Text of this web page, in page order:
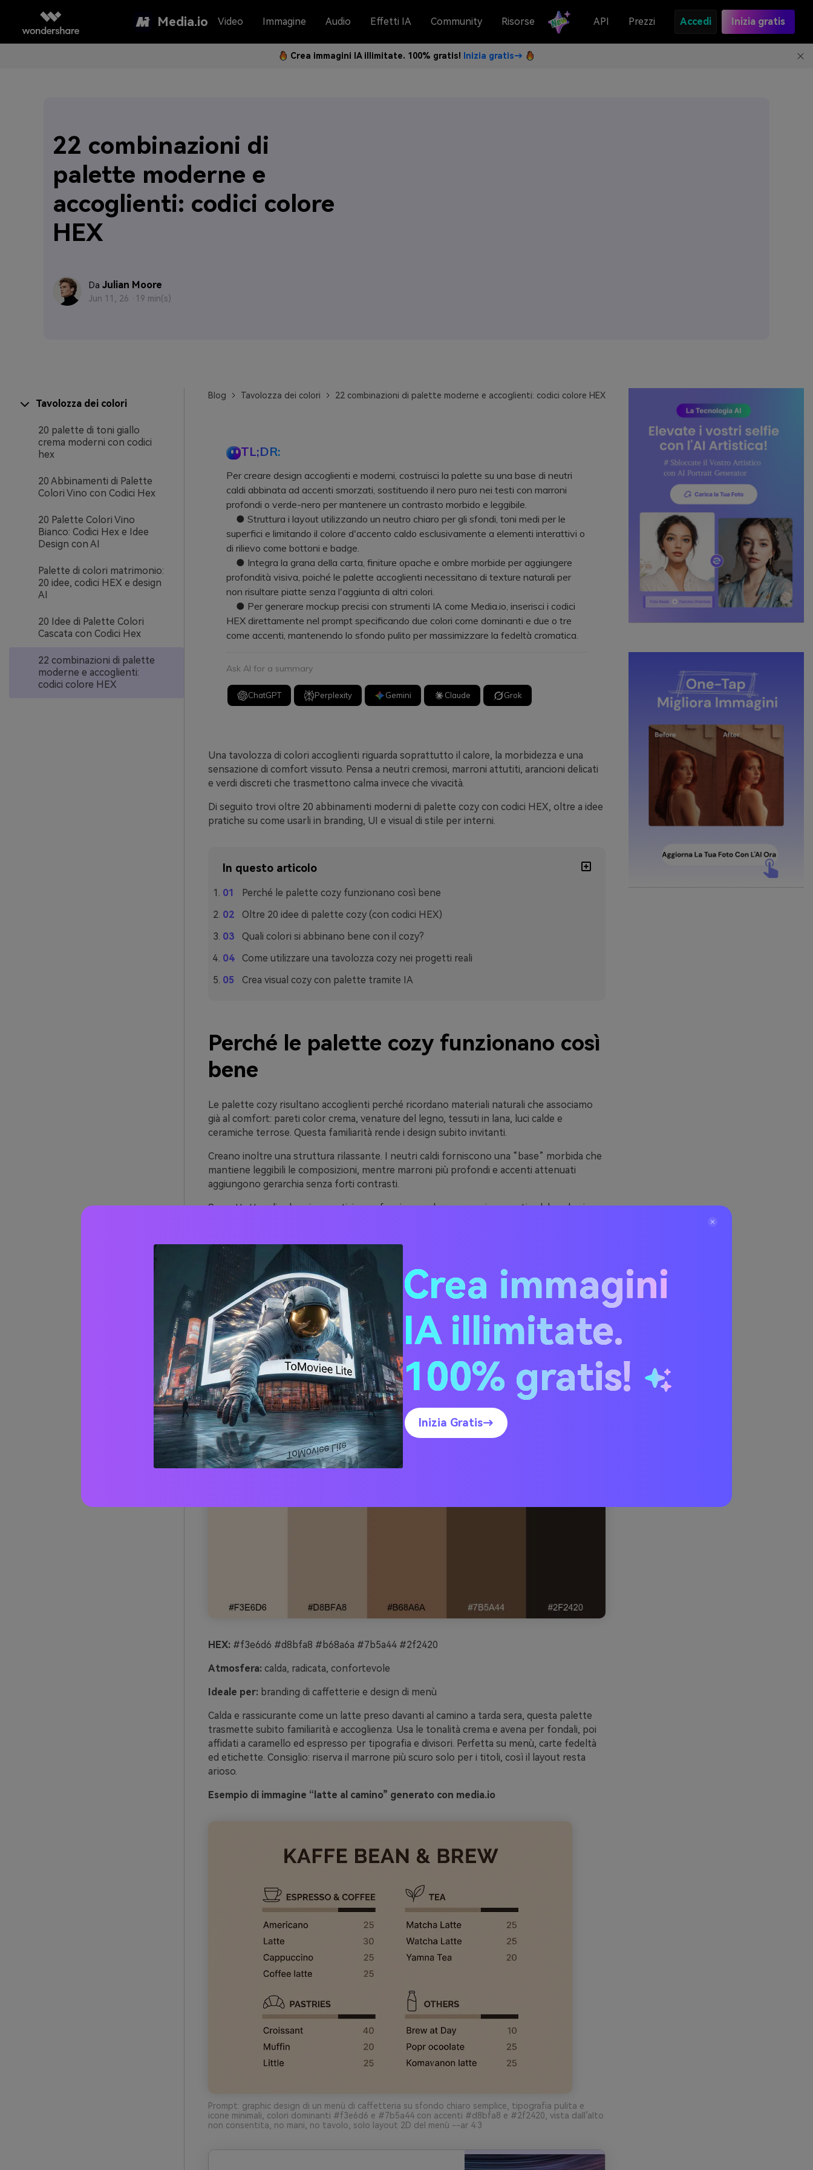
Media.io Video Immagine Audio Effetti IA Community Risorse API Prezzi Accedi Inizia gratis
Crea immagini IA illimitate. 100% gratis! Inizia gratis→
22 combinazioni di
palette moderne e
accoglienti: codici colore
HEX
Da Julian Moore
Jun 11, 26 · 19 min(s)
Tavolozza dei colori
20 palette di toni giallo
crema moderni con codici
hex
20 Abbinamenti di Palette
Colori Vino con Codici Hex
20 Palette Colori Vino
Bianco: Codici Hex e Idee
Design con AI
Palette di colori matrimonio:
20 idee, codici HEX e design
AI
20 Idee di Palette Colori
Cascata con Codici Hex
22 combinazioni di palette
moderne e accoglienti:
codici colore HEX
Blog Tavolozza dei colori 22 combinazioni di palette moderne e accoglienti: codici colore HEX
TL;DR:
Per creare design accoglienti e moderni, costruisci la palette su una base di neutri
caldi abbinata ad accenti smorzati, sostituendo il nero puro nei testi con marroni
profondi o verde-nero per mantenere un contrasto morbido e leggibile.
● Struttura i layout utilizzando un neutro chiaro per gli sfondi, toni medi per le
superfici e limitando il colore d'accento caldo esclusivamente a elementi interattivi o
di rilievo come bottoni e badge.
● Integra la grana della carta, finiture opache e ombre morbide per aggiungere
profondità visiva, poiché le palette accoglienti necessitano di texture naturali per
non risultare piatte senza l'aggiunta di altri colori.
● Per generare mockup precisi con strumenti IA come Media.io, inserisci i codici
HEX direttamente nel prompt specificando due colori come dominanti e due o tre
come accenti, mantenendo lo sfondo pulito per massimizzare la fedeltà cromatica.
Ask AI for a summary
ChatGPT Perplexity Gemini Claude Grok
Una tavolozza di colori accoglienti riguarda soprattutto il calore, la morbidezza e una
sensazione di comfort vissuto. Pensa a neutri cremosi, marroni attutiti, arancioni delicati
e verdi discreti che trasmettono calma invece che vivacità.
Di seguito trovi oltre 20 abbinamenti moderni di palette cozy con codici HEX, oltre a idee
pratiche su come usarli in branding, UI e visual di stile per interni.
In questo articolo
Perché le palette cozy funzionano così bene
Oltre 20 idee di palette cozy (con codici HEX)
Quali colori si abbinano bene con il cozy?
Come utilizzare una tavolozza cozy nei progetti reali
Crea visual cozy con palette tramite IA
Perché le palette cozy funzionano così
bene
Le palette cozy risultano accoglienti perché ricordano materiali naturali che associamo
già al comfort: pareti color crema, venature del legno, tessuti in lana, luci calde e
ceramiche terrose. Questa familiarità rende i design subito invitanti.
Creano inoltre una struttura rilassante. I neutri caldi forniscono una “base” morbida che
mantiene leggibili le composizioni, mentre marroni più profondi e accenti attenuati
aggiungono gerarchia senza forti contrasti.
Soprattutto, gli schemi cromatici cozy funzionano bene su vari supporti—dal packaging
Oltre 20 idee di palette cozy (con
codici HEX)
1) Latte al Camino
HEX:#f3e6d6 #d8bfa8 #b68a6a #7b5a44 #2f2420
Atmosfera:calda, radicata, confortevole
Ideale per:branding di caffetterie e design di menù
Calda e rassicurante come un latte preso davanti al camino a tarda sera, questa palette
trasmette subito familiarità e accoglienza. Usa le tonalità crema e avena per fondali, poi
affidati a caramello ed espresso per tipografia e divisori. Perfetta su menù, carte fedeltà
ed etichette. Consiglio: riserva il marrone più scuro solo per i titoli, così il layout resta
arioso.
Esempio di immagine “latte al camino” generato con media.io
Prompt: graphic design di un menù di caffetteria su sfondo chiaro semplice, tipografia pulita e
icone minimali, colori dominanti #f3e6d6 e #7b5a44 con accenti #d8bfa8 e #2f2420, vista dall’alto
non consentita, no mani, no tavolo, solo layout 2D del menù --ar 4:3
Crea immagini
IA illimitate.
100% gratis!
Inizia Gratis→